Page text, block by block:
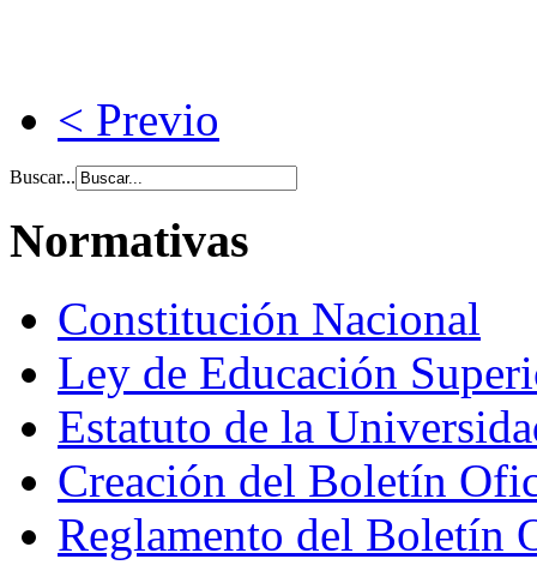
< Previo
Buscar...
Normativas
Constitución Nacional
Ley de Educación
Estatuto de la
Creación del Boletín
Reglamento del Boletín